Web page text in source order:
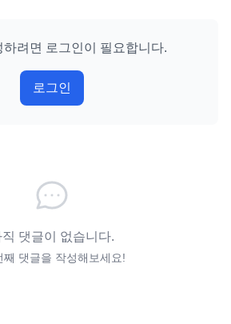
하려면 로그인이 필요합니다.
로그인
직 댓글이 없습니다.
째 댓글을 작성해보세요!